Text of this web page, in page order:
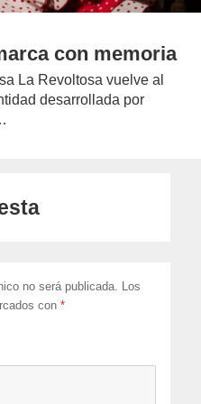
con memoria
La Revoltosa vuelve al
desarrollada por
no será publicada. Los
con*